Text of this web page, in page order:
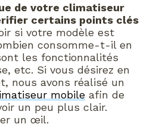
de votre climatiseur
certains points clés
si votre modèle est
consomme-t-il en
les fonctionnalités
etc. Si vous désirez en
nous avons réalisé un
mobile afin de
un peu plus clair.
un œil.